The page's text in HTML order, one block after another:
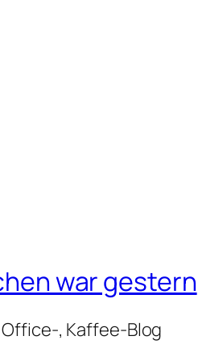
war gestern
, Kaffee-Blog